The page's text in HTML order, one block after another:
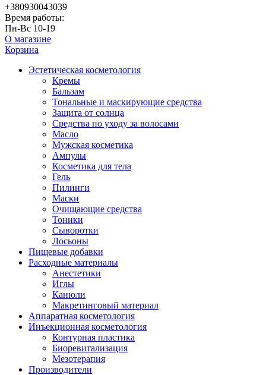
+380930043039
Время работы:
Пн-Вс 10-19
О магазине
Корзина
Эстетическая косметология
Кремы
Бальзам
Тональные и маскирующие средства
Защита от солнца
Средства по уходу за волосами
Масло
Мужская косметика
Ампулы
Косметика для тела
Гель
Пилинги
Маски
Очищающие средства
Тоники
Сыворотки
Лосьоны
Пищевые добавки
Расходные материалы
Анестетики
Иглы
Канюли
Макретинговый материал
Аппаратная косметология
Инъекционная косметология
Контурная пластика
Биоревитализация
Мезотерапия
Производители